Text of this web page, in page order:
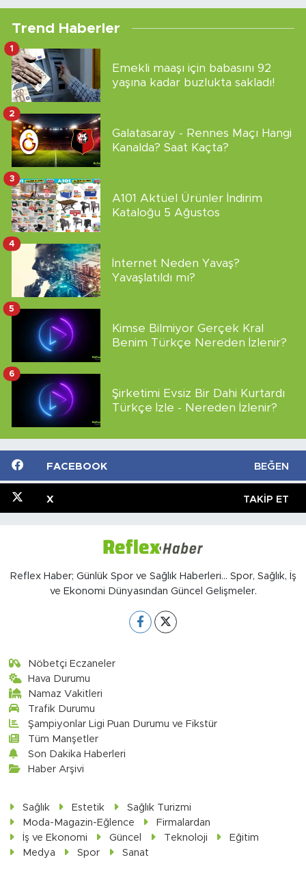
Trend Haberler
Emekli maaşı için babasını 92
yaşına kadar buzlukta sakladı!
1
Galatasaray - Rennes Maçı Hangi
Kanalda? Saat Kaçta?
2
A101 Aktüel Ürünler İndirim
Kataloğu 5 Ağustos
3
İnternet Neden Yavaş?
Yavaşlatıldı mı?
4
Kimse Bilmiyor Gerçek Kral
Benim Türkçe Nereden İzlenir?
5
Şirketimi Evsiz Bir Dahi Kurtardı
Türkçe İzle - Nereden İzlenir?
6
FACEBOOK BEĞEN
X TAKIP ET
Reflex Haber; Günlük Spor ve Sağlık Haberleri... Spor, Sağlık, İş
ve Ekonomi Dünyasından Güncel Gelişmeler.
Nöbetçi Eczaneler
Hava Durumu
Namaz Vakitleri
Trafik Durumu
Şampiyonlar Ligi Puan Durumu ve Fikstür
Tüm Manşetler
Son Dakika Haberleri
Haber Arşivi
Sağlık Estetik
Sağlık Turizmi
Moda-Magazin-Eğlence
Firmalardan
İş ve Ekonomi
Güncel Teknoloji
Eğitim
Medya
Spor Sanat